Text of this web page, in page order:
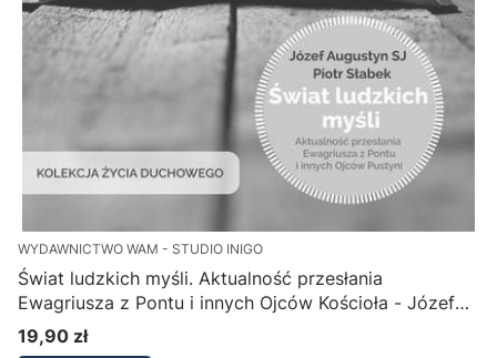
WYDAWNICTWO WAM - STUDIO INIGO
Świat ludzkich myśli. Aktualność przesłania
Ewagriusza z Pontu i innych Ojców Kościoła - Józef
Augustyn SJ, Piotr Słabek
Cena
19,90 zł